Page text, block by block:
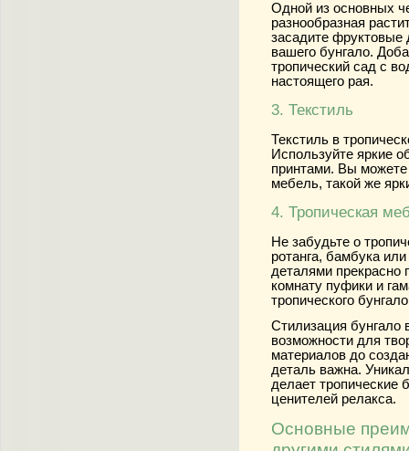
Одной из основных
разнообразная
засадите фруктовые
вашего бунгало.
тропический сад с
настоящего рая.
3. Текстиль
Текстиль в
Используйте яркие
принтами. Вы можете
мебель, такой же
4. Тропическая
Не забудьте о
ротанга, бамбука
деталями прекрасно
комнату пуфики и
тропического
Стилизация бунгало
возможности для
материалов до
деталь важна.
делает
ценителей релакса.
Основные